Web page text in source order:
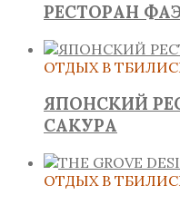
РЕСТОРАН
ОТДЫХ В
ЯПОНСКИЙ
САКУРА
ОТДЫХ В